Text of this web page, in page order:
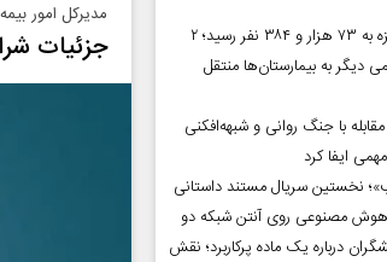
مدیرکل امور
جزئیات
آمار شهدای غزه به ۷۳ هزار و ۳۸۴ نفر رسید؛ ۲
و ۶ زخمی دیگر به بیمارستان‌ها منتقل
با جنگ روانی و شبهه‌افکنی
ایفا کرد
نخستین سریال مستند داستانی
هوش مصنوعی روی آنتن شبکه دو
درباره یک ماده پرکاربرد؛ نقش